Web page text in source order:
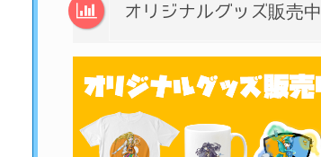
オリジナルグッズ販売中